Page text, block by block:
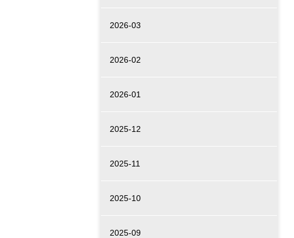
2026-03
2026-02
2026-01
2025-12
2025-11
2025-10
2025-09